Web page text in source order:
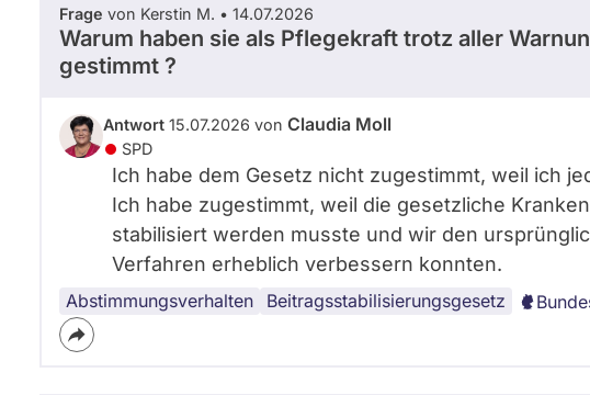
Frage von Kerstin M. • 14.07.2026
Warum haben sie als Pflegekraft trotz aller
gestimmt ?
Antwort 15.07.2026 von Claudia Moll
SPD
Ich habe dem Gesetz nicht zugestimmt, weil ich
Ich habe zugestimmt, weil die gesetzliche
stabilisiert werden musste und wir den
Verfahren erheblich verbessern konnten.
Abstimmungsverhalten Beitragsstabilisierungsgesetz